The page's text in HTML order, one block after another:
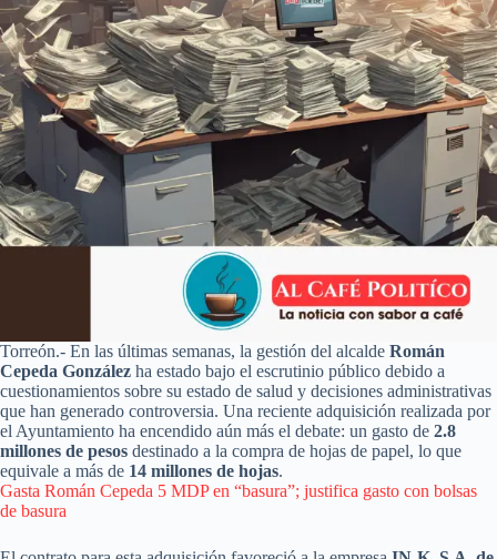
Torreón.- En las últimas semanas, la gestión del alcalde Román
Cepeda González ha estado bajo el escrutinio público debido a
cuestionamientos sobre su estado de salud y decisiones administrativas
que han generado controversia. Una reciente adquisición realizada por
el Ayuntamiento ha encendido aún más el debate: un gasto de 2.8
millones de pesos destinado a la compra de hojas de papel, lo que
equivale a más de 14 millones de hojas.
Gasta Román Cepeda 5 MDP en “basura”; justifica gasto con bolsas
de basura